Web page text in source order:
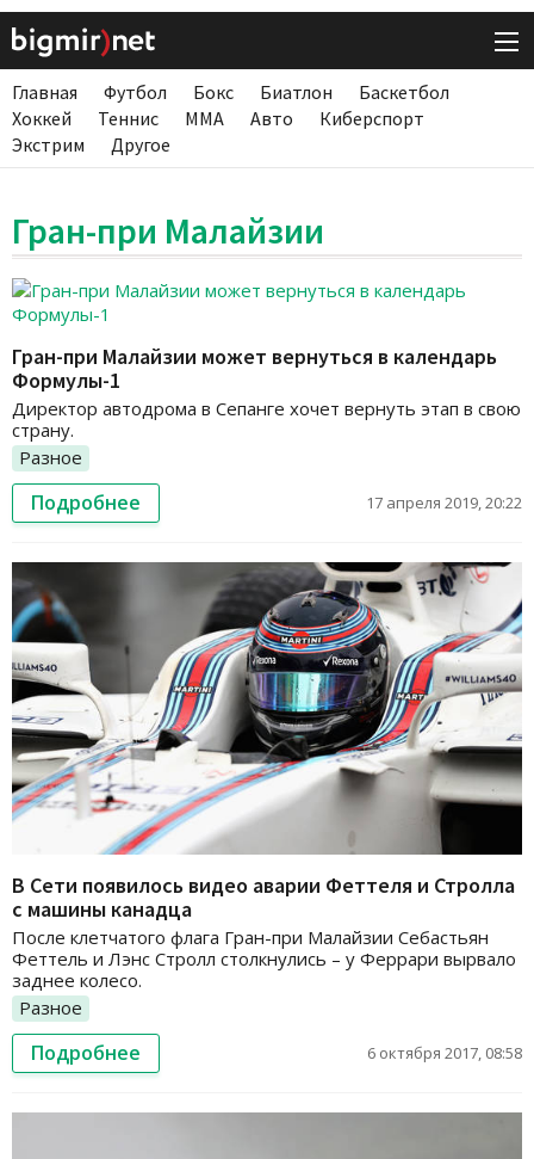
Главная Футбол Бокс Биатлон
Баскетбол
Хоккей
Теннис ММА Авто
Киберспорт
Экстрим
Другое
Гран-при Малайзии
Гран-при Малайзии может вернуться в календарь
Формулы-1
Директор автодрома в Сепанге хочет вернуть этап в свою
страну.
Разное
Подробнее 17 апреля 2019, 20:22
В Сети появилось видео аварии Феттеля и Стролла
с машины канадца
После клетчатого флага Гран-при Малайзии Себастьян
Феттель и Лэнс Стролл столкнулись – у Феррари вырвало
заднее колесо.
Разное
Подробнее 6 октября 2017, 08:58